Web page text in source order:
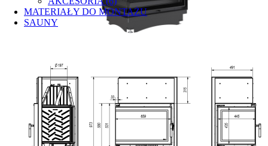
MATERIAŁY DO MONTAŻU
SAUNY